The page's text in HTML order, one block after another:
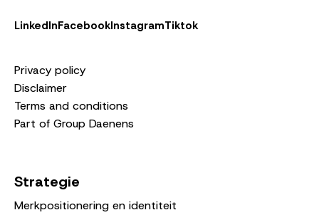
LinkedInFacebookInstagramTiktok
Privacy policy
Disclaimer
Terms and conditions
Part of Group Daenens
Strategie
Merkpositionering en identiteit